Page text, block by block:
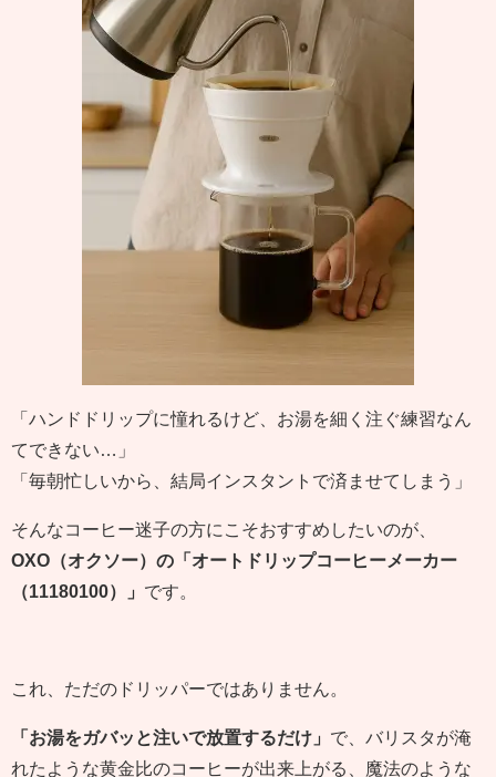
「ハンドドリップに憧れるけど、お湯を細く注ぐ練習なん
てできない…」
「毎朝忙しいから、結局インスタントで済ませてしまう」
そんなコーヒー迷子の方にこそおすすめしたいのが、
OXO（オクソー）の「オートドリップコーヒーメーカー
（11180100）」 です。
これ、ただのドリッパーではありません。
「お湯をガバッと注いで放置するだけ」 で、バリスタが淹
れたような黄金比のコーヒーが出来上がる、魔法のような